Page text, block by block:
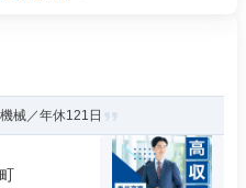
械／年休121日